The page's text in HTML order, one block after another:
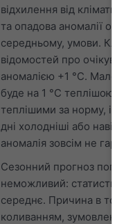
відхилення від
та опадова аномалії
середньому, умови.
відомостей про
аномалією +1 °C.
буде на 1 °C теплішою.
теплішими за норму,
дні холодніші або
аномалія зовсім не
Сезонний прогноз
неможливий:
середнє. Причина в
коливанням,